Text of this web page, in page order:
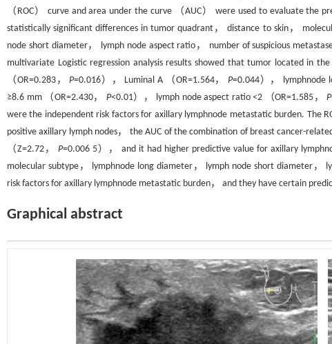
（ROC） curve and area under the curve （AUC） were used to evaluate the
statistically significant differences in tumor quadrant， distance to skin，
node short diameter， lymph node aspect ratio， number of suspicious
multivariate Logistic regression analysis results showed that tumor located in
（OR=0.283，P=0.016）， Luminal A （OR=1.564， P=0.044）， lymphnode
≥8.6 mm （OR=2.430， P<0.01）， lymph node aspect ratio <2 （OR=1.585，P
were the independent risk factors for axillary lymphnode metastatic burden. The
positive axillary lymph nodes， the AUC of the combination of breast cancer-
（Z=2.72，P=0.006 5）， and it had higher predictive value for axillary
molecular subtype， lymphnode long diameter， lymph node short diameter，
risk factors for axillary lymphnode metastatic burden， and they have certain
Graphical abstract